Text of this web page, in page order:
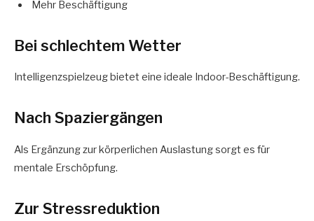
Mehr Beschäftigung
Bei schlechtem Wetter
Intelligenzspielzeug bietet eine ideale Indoor-Beschäftigung.
Nach Spaziergängen
Als Ergänzung zur körperlichen Auslastung sorgt es für
mentale Erschöpfung.
Zur Stressreduktion